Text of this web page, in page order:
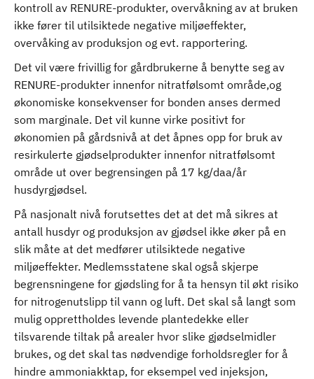
kontroll av RENURE-produkter, overvåkning av at bruken
ikke fører til utilsiktede negative miljøeffekter,
overvåking av produksjon og evt. rapportering.
Det vil være frivillig for gårdbrukerne å benytte seg av
RENURE-produkter innenfor nitratfølsomt område,og
økonomiske konsekvenser for bonden anses dermed
som marginale. Det vil kunne virke positivt for
økonomien på gårdsnivå at det åpnes opp for bruk av
resirkulerte gjødselprodukter innenfor nitratfølsomt
område ut over begrensingen på 17 kg/daa/år
husdyrgjødsel.
På nasjonalt nivå forutsettes det at det må sikres at
antall husdyr og produksjon av gjødsel ikke øker på en
slik måte at det medfører utilsiktede negative
miljøeffekter. Medlemsstatene skal også skjerpe
begrensningene for gjødsling for å ta hensyn til økt risiko
for nitrogenutslipp til vann og luft. Det skal så langt som
mulig opprettholdes levende plantedekke eller
tilsvarende tiltak på arealer hvor slike gjødselmidler
brukes, og det skal tas nødvendige forholdsregler for å
hindre ammoniakktap, for eksempel ved injeksjon,